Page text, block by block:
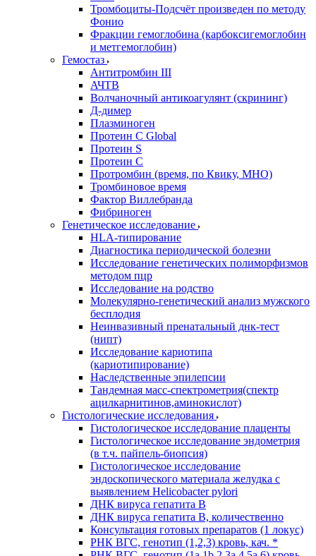
Тромбоциты-Подсчёт произведен по методу
Фонио
Фракции гемоглобина (карбоксигемоглобин
и метгемоглобин)
Гемостаз
Антитромбин III
АЧТВ
Волчаночный антикоагулянт (скрининг)
Д-димер
Плазминоген
Протеин C Global
Протеин S
Протеин С
Протромбин (время, по Квику, МНО)
Тромбиновое время
Фактор Виллебранда
Фибриноген
Генетическое исследование
HLA-типирование
Диагностика периодической болезни
Исследование генетических полиморфизмов
методом пцр
Исследование на родство
Молекулярно-генетический анализ мужского
бесплодия
Неинвазивный пренатальный днк-тест
(нипт)
Исследование кариотипа
(кариотипирование)
Наследственные эпилепсии
Тандемная масс-спектрометрия(спектр
ацилкарнитинов,аминокислот)
Гистологические исследования
Гистологическое исследование плаценты
Гистологическое исследование эндометрия
(в т.ч. пайпель-биопсия)
Гистологическое исследование
эндоскопического материала желудка с
выявлением Helicobacter pylori
ДНК вируса гепатита B
ДНК вируса гепатита B, количественно
Консультация готовых препаратов (1 локус)
РНК ВГC, генотип (1,2,3) кровь, кач. *